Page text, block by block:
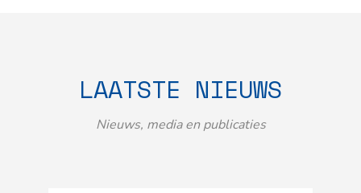
LAATSTE NIEUWS
Nieuws, media en publicaties